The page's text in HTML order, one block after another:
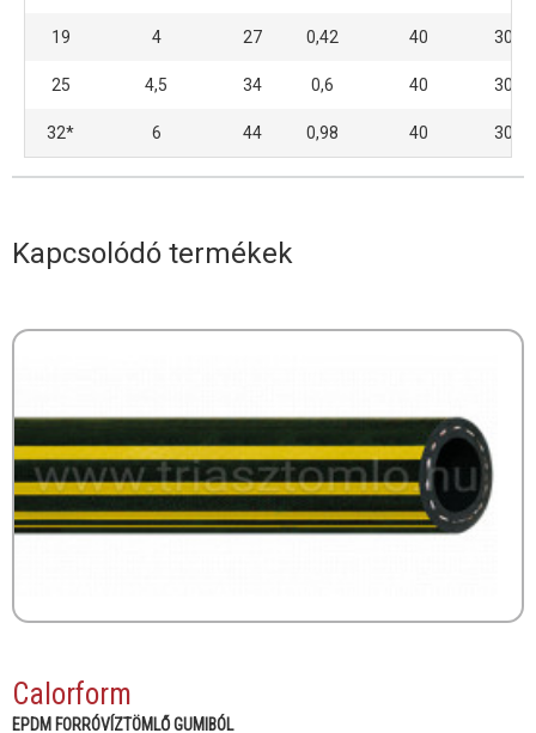
19 4 27 0,42 40 3020
25 4,5 34 0,6 40 3020
32* 6 44 0,98 40 3020
Kapcsolódó termékek
Calorform
EPDM FORRÓVÍZTÖMLŐ GUMIBÓL